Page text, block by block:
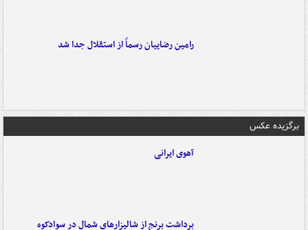
رامین رضاییان رسماً از استقلال جدا شد
برگزیده عکس
آهوی ایرانی
برداشت برنج از شالیزارهای شمال در سوادکوه